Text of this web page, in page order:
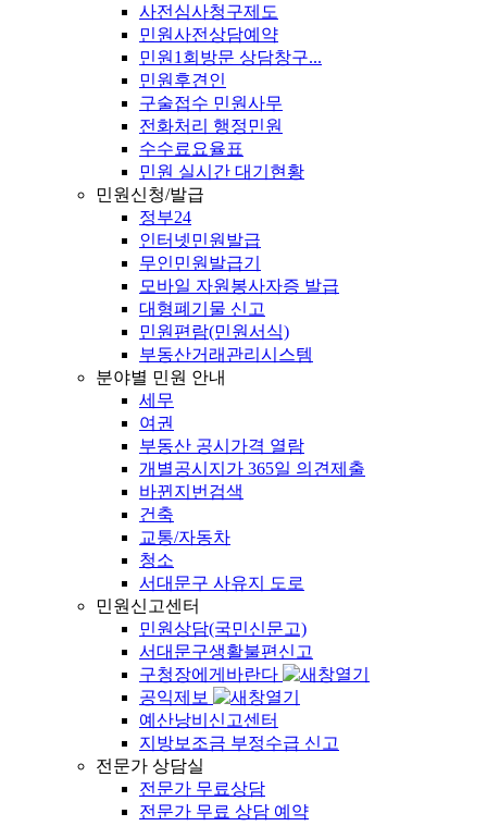
사전심사청구제도
민원사전상담예약
민원1회방문 상담창구...
민원후견인
구술접수 민원사무
전화처리 행정민원
수수료요율표
민원 실시간 대기현황
민원신청/발급
정부24
인터넷민원발급
무인민원발급기
모바일 자원봉사자증 발급
대형폐기물 신고
민원편람(민원서식)
부동산거래관리시스템
분야별 민원 안내
세무
여권
부동산 공시가격 열람
개별공시지가 365일 의견제출
바뀐지번검색
건축
교통/자동차
청소
서대문구 사유지 도로
민원신고센터
민원상담(국민신문고)
서대문구생활불편신고
구청장에게바란다
공익제보
예산낭비신고센터
지방보조금 부정수급 신고
전문가 상담실
전문가 무료상담
전문가 무료 상담 예약